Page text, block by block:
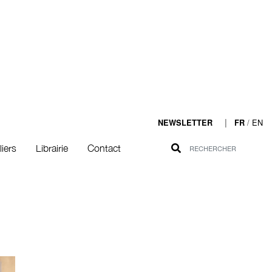
NEWSLETTER | FR / EN
Librairie Contact